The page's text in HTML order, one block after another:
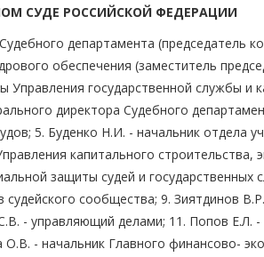
СУДЕ РОССИЙСКОЙ ФЕДЕРАЦИИ
департамента (председатель
обеспечения (заместитель
Управления государственной службы и
директора Судебного
5. Буденко Н.И. - начальник отдела
капитального строительства,
защиты судей и государственных
сообщества; 9. Зиятдинов
- управляющий делами; 11. Попов Е.Л. -
- начальник Главного финансово-